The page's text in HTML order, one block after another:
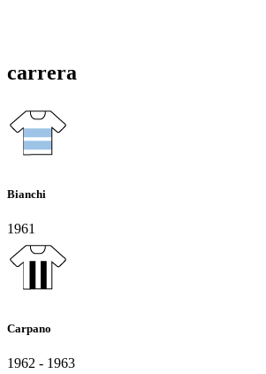
carrera
Bianchi
1961
Carpano
1962 - 1963